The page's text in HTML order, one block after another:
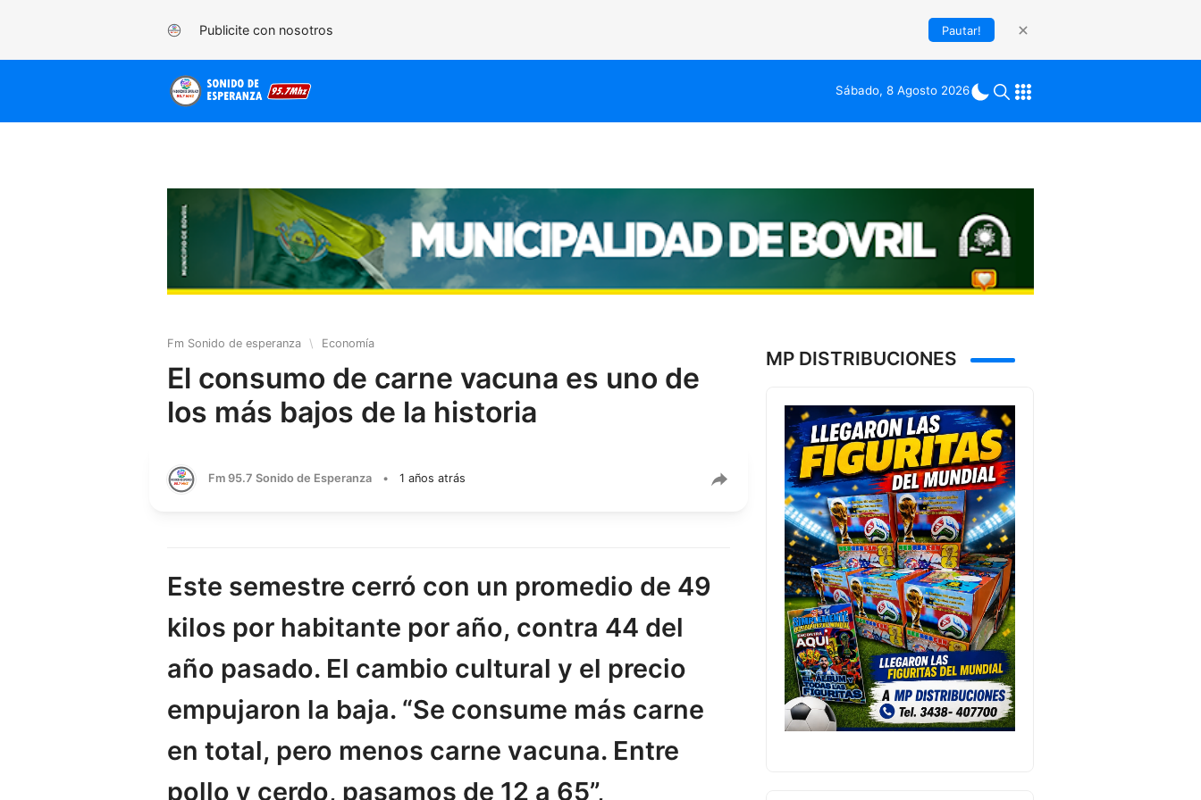
Publicite con nosotros Pautar!
Sábado, 8 Agosto 2026
Fm Sonido de esperanza \ Economía
El consumo de carne vacuna es uno de
los más bajos de la historia
Fm 95.7 Sonido de Esperanza • 1 años atrás
Este semestre cerró con un promedio de 49
kilos por habitante por año, contra 44 del
año pasado. El cambio cultural y el precio
empujaron la baja. “Se consume más carne
en total, pero menos carne vacuna. Entre
pollo y cerdo, pasamos de 12 a 65”,
MP DISTRIBUCIONES